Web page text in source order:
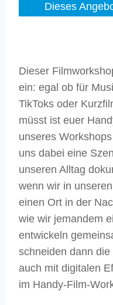
Dieses
Dieser
ein: egal ob für
TikToks oder
müsst ist euer
unseres
uns dabei eine
unseren Alltag
wenn wir in
einen Ort in der
wie wir jemandem
entwickeln
schneiden dann
auch mit digitalen
im Handy-Film-